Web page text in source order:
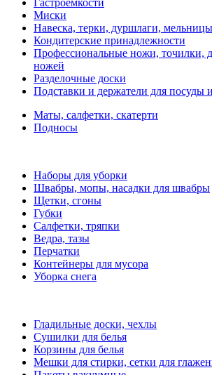
Гастроемкости
Миски
Навеска, терки, дуршлаги, мельницы
Кондитерские принадлежности
Профессиональные ножи, точилки,
ножей
Разделочные доски
Подставки и держатели для посуды
Маты, салфетки, скатерти
Подносы
Наборы для уборки
Швабры, мопы, насадки для швабры
Щетки, сгоны
Губки
Салфетки, тряпки
Ведра, тазы
Перчатки
Контейнеры для мусора
Уборка снега
Гладильные доски, чехлы
Сушилки для белья
Корзины для белья
Мешки для стирки, сетки для